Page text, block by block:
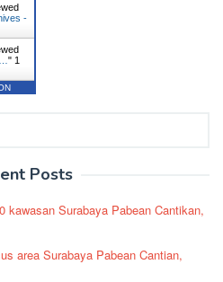
-
" 1
Posts
kawasan Surabaya Pabean Cantikan,
area Surabaya Pabean Cantian,